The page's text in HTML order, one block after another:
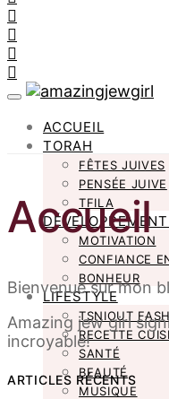
ACCUEIL
TORAH
FÊTES JUIVES
PENSÉE JUIVE
TFILA
MOTIVATION
CONFIANCE
BONHEUR
LIFESTYLE
TSNIOUT
RECETTE
SANTÉ
BEAUTÉ
MUSIQUE
Accueil
Bienvenue sur mon
Amazing jew girl
incroyable!
ARTICLES RÉCENTS